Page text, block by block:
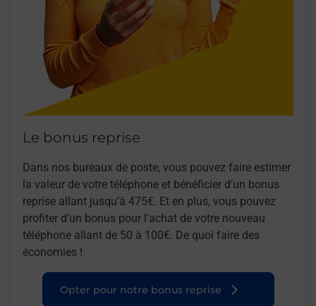
Le bonus reprise
Dans nos bureaux de poste, vous pouvez faire estimer
la valeur de votre téléphone et bénéficier d’un bonus
reprise allant jusqu’à 475€. Et en plus, vous pouvez
profiter d’un bonus pour l’achat de votre nouveau
téléphone allant de 50 à 100€. De quoi faire des
économies !
Opter pour notre bonus reprise